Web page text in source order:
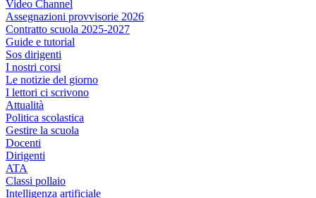
Video Channel
Assegnazioni provvisorie 2026
Contratto scuola 2025-2027
Guide e tutorial
Sos dirigenti
I nostri corsi
Le notizie del giorno
I lettori ci scrivono
Attualità
Politica scolastica
Gestire la scuola
Docenti
Dirigenti
ATA
Classi pollaio
Intelligenza artificiale